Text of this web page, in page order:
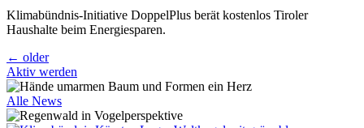
Klimabündnis-Initiative DoppelPlus berät kostenlos Tiroler
Haushalte beim Energiesparen.
Beitragsnavigation
← older
Aktiv werden
Alle News